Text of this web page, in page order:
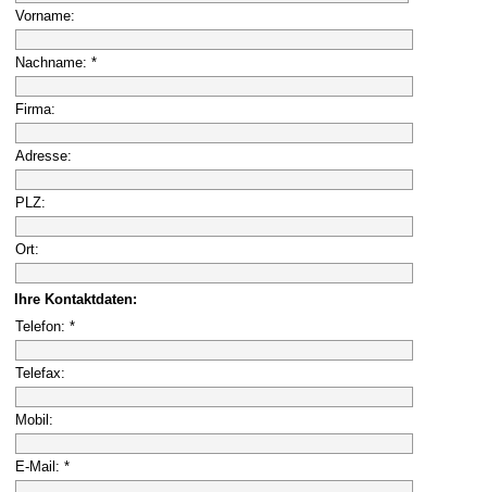
Vorname:
Nachname: *
Firma:
Adresse:
PLZ:
Ort:
Ihre Kontaktdaten:
Telefon: *
Telefax:
Mobil:
E-Mail: *